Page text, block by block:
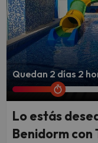
Quedan 2 días 2
Lo estás
Benidorm con